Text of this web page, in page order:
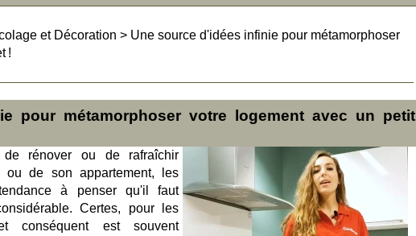
et Décoration > Une source d'idées infinie pour métamorphoser
!
pour métamorphoser votre logement avec un petit
rénover ou de rafraîchir
ou de son appartement, les
à penser qu'il faut
Certes, pour les
conséquent est souvent